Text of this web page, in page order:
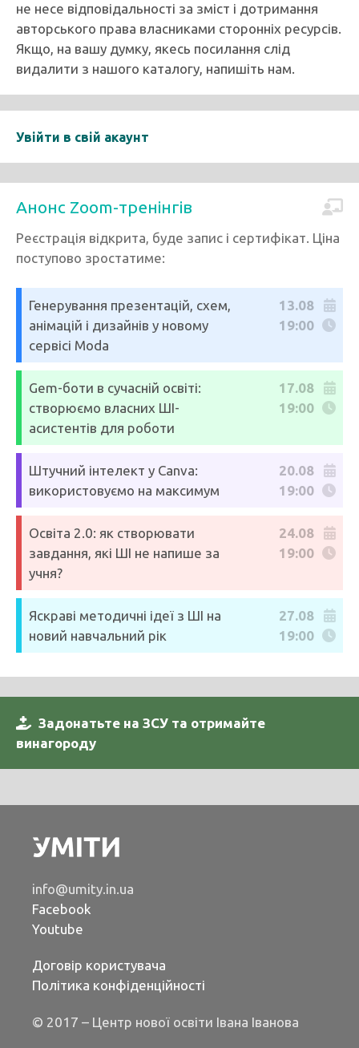
не несе відповідальності за зміст і дотримання
авторського права власниками сторонніх ресурсів.
Якщо, на вашу думку, якесь посилання слід
видалити з нашого каталогу, напишіть нам.
Увійти в свій акаунт
Анонс Zoom-тренінгів
Реєстрація відкрита, буде запис і сертифікат. Ціна
поступово зростатиме:
Генерування презентацій, схем,
анімацій і дизайнів у новому
сервісі Moda
13.08
19:00
Gem-боти в сучасній освіті:
створюємо власних ШІ-
асистентів для роботи
17.08
19:00
Штучний інтелект у Canva:
використовуємо на максимум
20.08
19:00
Освіта 2.0: як створювати
завдання, які ШІ не напише за
учня?
24.08
19:00
Яскраві методичні ідеї з ШІ на
новий навчальний рік
27.08
19:00
Задонатьте на ЗСУ та отримайте
винагороду
info@umity.in.ua
Facebook
Youtube
Договір користувача
Політика конфіденційності
© 2017 – Центр нової освіти Івана Іванова